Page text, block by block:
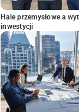
Hale przemysłowe a
inwestycji